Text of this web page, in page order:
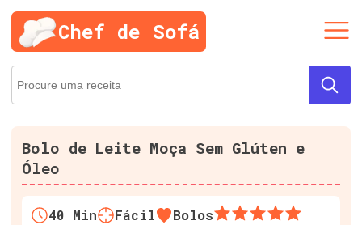
Chef de Sofá
Bolo de Leite Moça Sem Glúten e
Óleo
40 Min Fácil Bolos